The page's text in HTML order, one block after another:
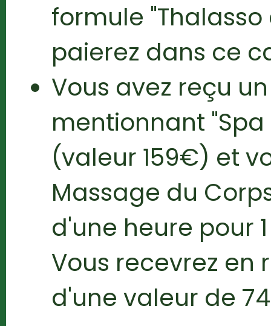
formule
paierez dans ce
Vous avez reçu
mentionnant "Spa
(valeur 159€) et
Massage du
d'une heure pour
Vous recevrez
d'une valeur de